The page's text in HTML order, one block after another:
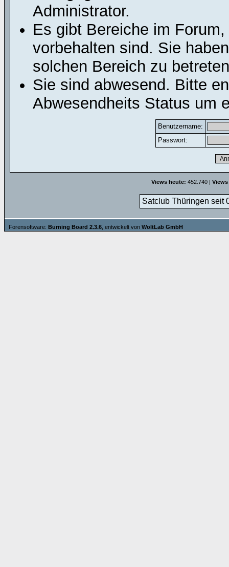
Administrator.
Es gibt Bereiche im
vorbehalten sind. Sie
solchen Bereich zu
Sie sind abwesend. Bitte
Abwesendheits Status um
Benutzername:
Passwort:
Views heute: 452.740 |
Satclub Thüringen seit
Forensoftware: Burning Board 2.3.6 , entwickelt von WoltLab GmbH